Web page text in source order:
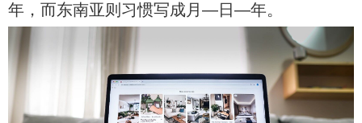
年，而东南亚则习惯写成月—日—年。